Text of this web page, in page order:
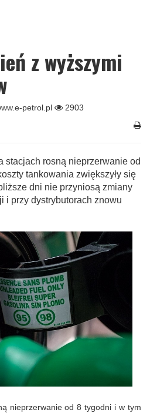
z wyższymi
petrol.pl 2903
stacjach rosną nieprzerwanie od
tankowania zwiększyły się
dni nie przyniosą zmiany
i przy dystrybutorach znowu
nieprzerwanie od 8 tygodni i w tym